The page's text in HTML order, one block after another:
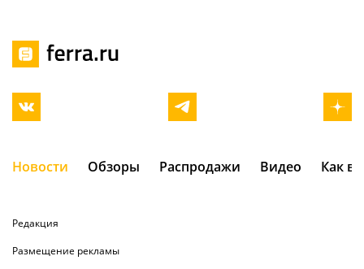
Новости Обзоры Распродажи Видео Как
Редакция
Размещение рекламы